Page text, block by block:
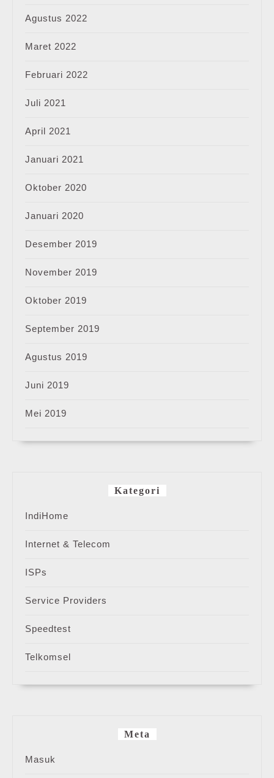
Agustus 2022
Maret 2022
Februari 2022
Juli 2021
April 2021
Januari 2021
Oktober 2020
Januari 2020
Desember 2019
November 2019
Oktober 2019
September 2019
Agustus 2019
Juni 2019
Mei 2019
Kategori
IndiHome
Internet & Telecom
ISPs
Service Providers
Speedtest
Telkomsel
Meta
Masuk